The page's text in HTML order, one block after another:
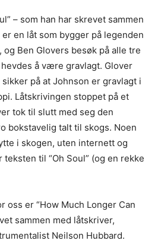
– som han har skrevet sammen
en låt som bygger på legenden
Ben Glovers besøk på alle tre
å være gravlagt. Glover
på at Johnson er gravlagt i
Låtskrivingen stoppet på et
tok til slutt med seg den
bokstavelig talt til skogs. Noen
i skogen, uten internett og
til “Oh Soul” (og en rekke
oss er “How Much Longer Can
sammen med låtskriver,
Neilson Hubbard.